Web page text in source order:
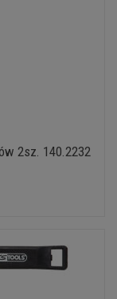
2sz. 140.2232